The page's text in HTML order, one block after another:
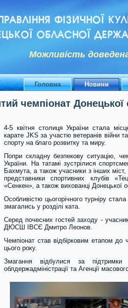
ФІЗИЧНОЇ
ОБЛАСНОЇ
Можливiсть
Головна Новини
чемпіонат
4-5 квітня столиця України стала
карате JKS за участю ветеранів війни
спорту на благо розвитку та миру.
Попри складну безпекову ситуацію,
України. На татамі зустрілися
Бахмута, а також учасники з інших
представники спортивних клубів
«Сенкен», а також вихованці Донецької
Особливістю цьогорічного турніру
змагались у розділі ката.
Серед почесних гостей заходу -
ДЮСШ ІВСЄ Дмитро Леонов.
Чемпіонат став відбірковим етапом до
цього року.
Змагання відбулися за
облдержадміністрації та Агенції